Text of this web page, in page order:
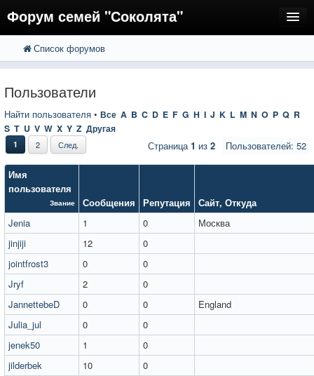
Форум семей "Соколята"
FAQ
Вход
Список форумов
Пользователи
Найти пользователя • Все A B C D E F G H I J K L M N O P Q R
S T U V W X Y Z Другая
Пользователей: 52
1 2 След. Страница1 из 2
Имя
пользователя
Звание Сообщения Репутация Сайт, Откуда
Jenia
1 0
Москва
jinjiji
12
0
jointfrost3
0
0
Jryf
2
0
JannettebeD
0 0
England
Julia_jul
0
0
jenek50
1
0
jilderbek
10
0